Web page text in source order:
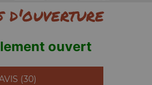
d'ouverture
ouvert
(30)